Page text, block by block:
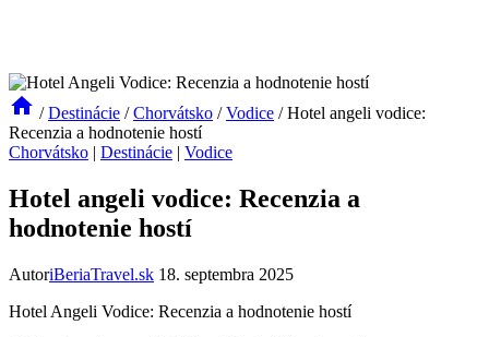
/ Destinácie / Chorvátsko / Vodice / Hotel angeli vodice:
Recenzia a hodnotenie hostí
Chorvátsko | Destinácie | Vodice
Hotel angeli vodice: Recenzia a
hodnotenie hostí
AutoriBeriaTravel.sk 18. septembra 2025
Hotel Angeli Vodice: Recenzia a hodnotenie hostí